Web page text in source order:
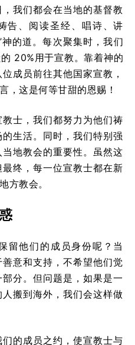
我们都会在当地的基督教
告、阅读圣经、唱诗、讲
的道。每次聚集时，我们
20%用于宣教。靠着神的
成员前往其他国家宣教，
，这是何等甘甜的恩赐！
士，我们都努力为他们祷
生活。同时，我们特别强
地教会的重要性。虽然这
终，每一位宣教士都在新
方教会。
留他们的成员身份呢？当
意和支持，不希望他们觉
分。但问题是，如果是一
搬到海外，我们会这样做
的成员之约，使宣教士与